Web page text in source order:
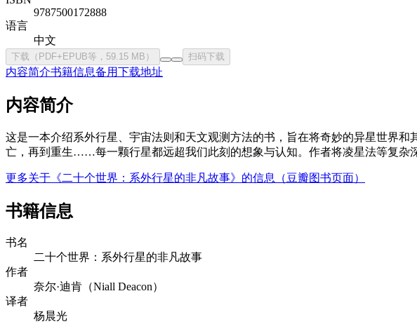
9787500172888
语言
中文
下载（PDF+EPUB等，59.15 MB） 扫码下载
内容简介书籍信息备用下载地址
内容简介
这是一本介绍系外行星、宇宙法则和天文观测方法的书，旨在将奇妙的异星世界
亡，再到重生……每一颗行星都远超我们此刻的想象与认知。作者将凌星法等复杂
更多关于《二十个世界：系外行星的非凡故事》的信息（豆瓣图书页面）
书籍信息
书名
二十个世界：系外行星的非凡故事
作者
奈尔·迪肯（Niall Deacon）
译者
杨晨光